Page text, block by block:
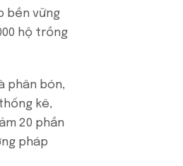
bền vững
hộ trồng
phân bón,
kê,
20 phần
pháp